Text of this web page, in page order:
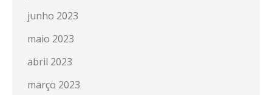
junho 2023
maio 2023
abril 2023
março 2023